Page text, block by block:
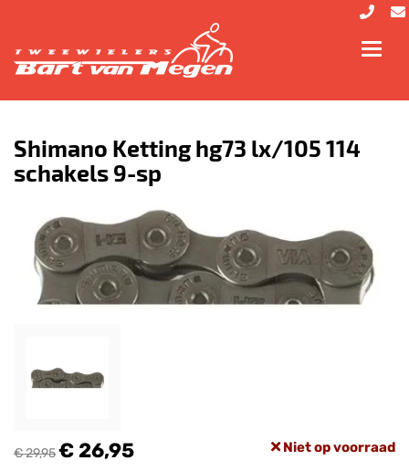
Shimano Ketting hg73 lx/105 114
schakels 9-sp
€ 29,95€ 26,95 Niet op voorraad